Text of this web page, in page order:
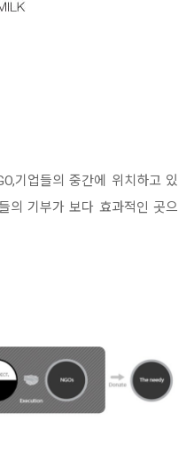
기업들의 중간에 위치하고 있
의 기부가 보다 효과적인 곳으